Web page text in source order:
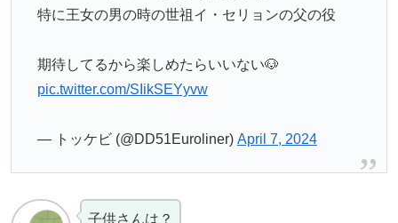
特に王女の男の時の世祖イ・セリョンの父の役
期待してるから楽しめたらいいない🐶
pic.twitter.com/SIikSEYyvw
— トッケビ (@DD51Euroliner) April 7, 2024
子供さんは？